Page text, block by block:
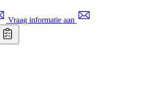
Vraag informatie aan